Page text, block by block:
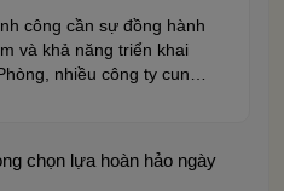
công cần sự đồng hành
và khả năng triển khai
nhiều công ty cung